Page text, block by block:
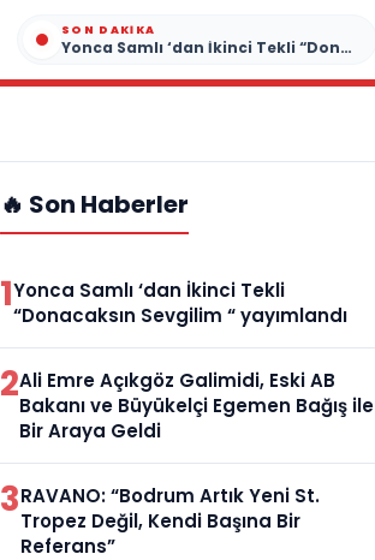
SON DAKIKA
Yonca Samlı ‘dan İkinci Tekli “Donacaksın Sevgilim “ yayımlandı
🔥 Son Haberler
1Yonca Samlı ‘dan İkinci Tekli
“Donacaksın Sevgilim “ yayımlandı
2Ali Emre Açıkgöz Galimidi, Eski AB
Bakanı ve Büyükelçi Egemen Bağış ile
Bir Araya Geldi
3RAVANO: “Bodrum Artık Yeni St.
Tropez Değil, Kendi Başına Bir
Referans”